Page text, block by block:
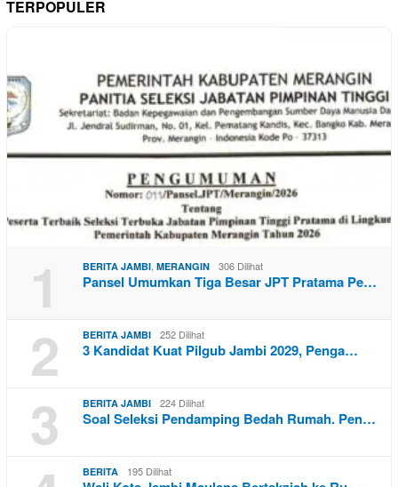
TERPOPULER
1 BERITA JAMBI MERANGIN 306 Dilihat
Pansel Umumkan Tiga Besar JPT Pratama Pe…
2 BERITA JAMBI 252 Dilihat
3 Kandidat Kuat Pilgub Jambi 2029, Penga…
3 BERITA JAMBI 224 Dilihat
Soal Seleksi Pendamping Bedah Rumah. Pen…
BERITA 195 Dilihat